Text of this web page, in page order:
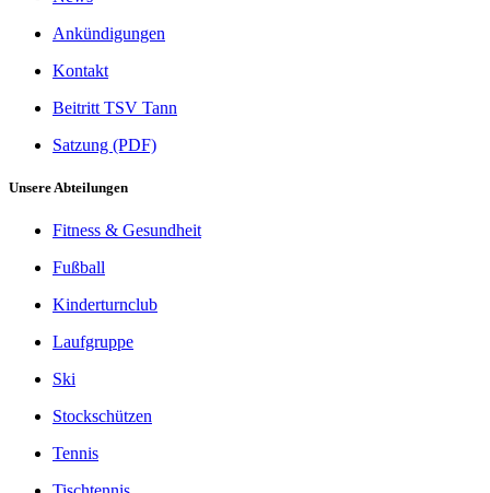
Ankündigungen
Kontakt
Beitritt TSV Tann
Satzung (PDF)
Unsere Abteilungen
Fitness & Gesundheit
Fußball
Kinderturnclub
Laufgruppe
Ski
Stockschützen
Tennis